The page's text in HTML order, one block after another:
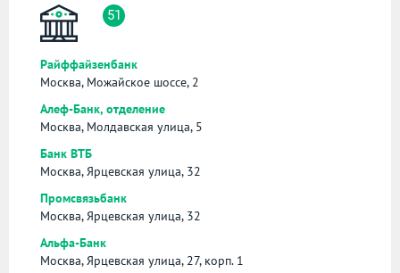
51
Райффайзенбанк
Москва, Можайское шоссе, 2
Алеф-Банк, отделение
Москва, Молдавская улица, 5
Банк ВТБ
Москва, Ярцевская улица, 32
Промсвязьбанк
Москва, Ярцевская улица, 32
Альфа-Банк
Москва, Ярцевская улица, 27, корп. 1